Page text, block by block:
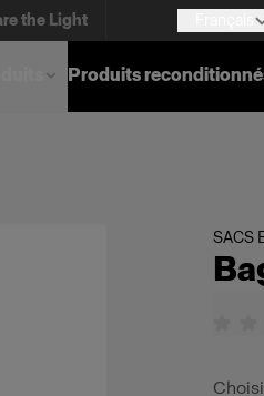
the Light
Produits
SACS